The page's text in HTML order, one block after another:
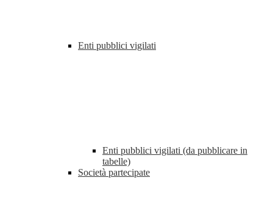
Enti pubblici vigilati
Enti pubblici vigilati (da pubblicare in
tabelle)
Società partecipate